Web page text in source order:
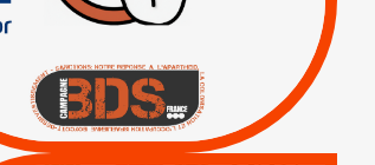
| Actus |
| Boycott militaire |
Lettres d'interpellation